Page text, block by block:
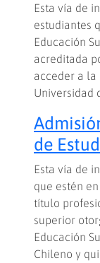
Esta vía de
estudiantes
Educación
acreditada
acceder a la
Universidad
de
Esta vía de
que estén
título
superior
Educación
Chileno y